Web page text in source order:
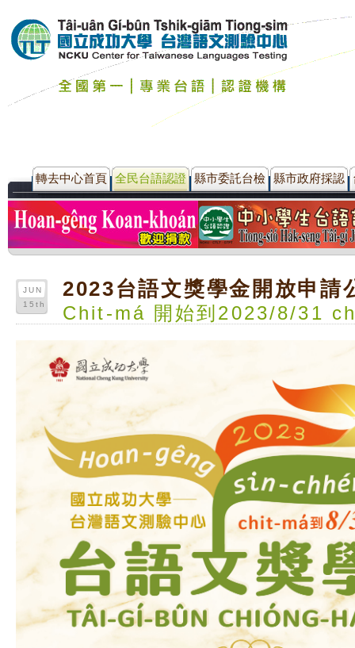
轉去中心首頁 全民台語認證 縣市委託台檢 縣市政府採認
JUN
15th
2023台語文獎學金開放申請
Chit-má 開始到2023/8/31